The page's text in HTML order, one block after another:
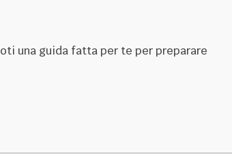
una guida fatta per te per preparare